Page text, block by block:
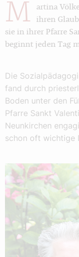
M
artina
ihren
sie in ihrer Pfarre
beginnt jeden Tag
Die
fand durch
Boden unter den
Pfarre Sankt
Neunkirchen
schon oft wichtige